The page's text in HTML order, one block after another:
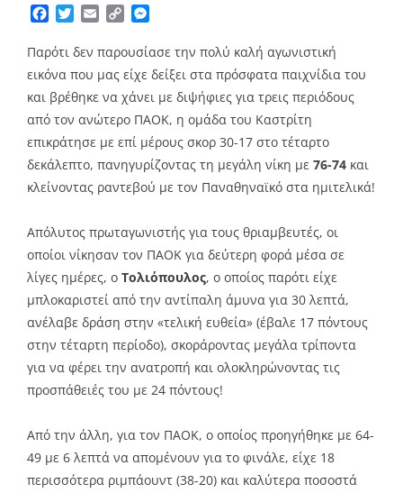
Facebook
TwitterEmailCopy
Παρότι δεν παρουσίασε την πολύ καλή αγωνιστική
εικόνα που μας είχε δείξει στα πρόσφατα παιχνίδια του
και βρέθηκε να χάνει με διψήφιες για τρεις περιόδους
από τον ανώτερο ΠΑΟΚ, η ομάδα του Καστρίτη
επικράτησε με επί μέρους σκορ 30-17 στο τέταρτο
δεκάλεπτο, πανηγυρίζοντας τη μεγάλη νίκη με 76-74 και
κλείνοντας ραντεβού με τον Παναθηναϊκό στα ημιτελικά!
Απόλυτος πρωταγωνιστής για τους θριαμβευτές, οι
οποίοι νίκησαν τον ΠΑΟΚ για δεύτερη φορά μέσα σε
λίγες ημέρες, ο Τολιόπουλος, ο οποίος παρότι είχε
μπλοκαριστεί από την αντίπαλη άμυνα για 30 λεπτά,
ανέλαβε δράση στην «τελική ευθεία» (έβαλε 17 πόντους
στην τέταρτη περίοδο), σκοράροντας μεγάλα τρίποντα
για να φέρει την ανατροπή και ολοκληρώνοντας τις
προσπάθειές του με 24 πόντους!
Από την άλλη, για τον ΠΑΟΚ, ο οποίος προηγήθηκε με 64-
49 με 6 λεπτά να απομένουν για το φινάλε, είχε 18
περισσότερα ριμπάουντ (38-20) και καλύτερα ποσοστά